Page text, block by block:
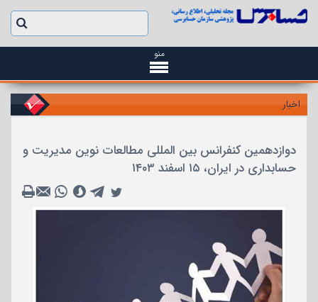
منو
اخبار
دوازدهمین کنفرانس بین المللی مطالعات نوین مدیریت و
حسابداری در ایران، ۱۵ اسفند ۱۴۰۳